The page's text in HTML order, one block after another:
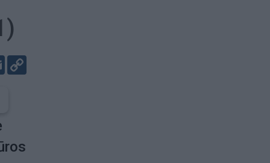
Email